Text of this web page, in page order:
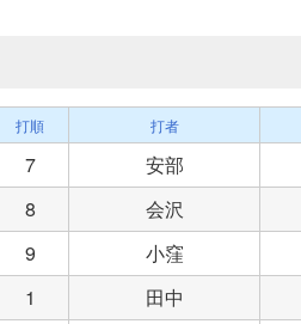
打順 打者
7 安部
8 会沢
9 小窪
1 田中